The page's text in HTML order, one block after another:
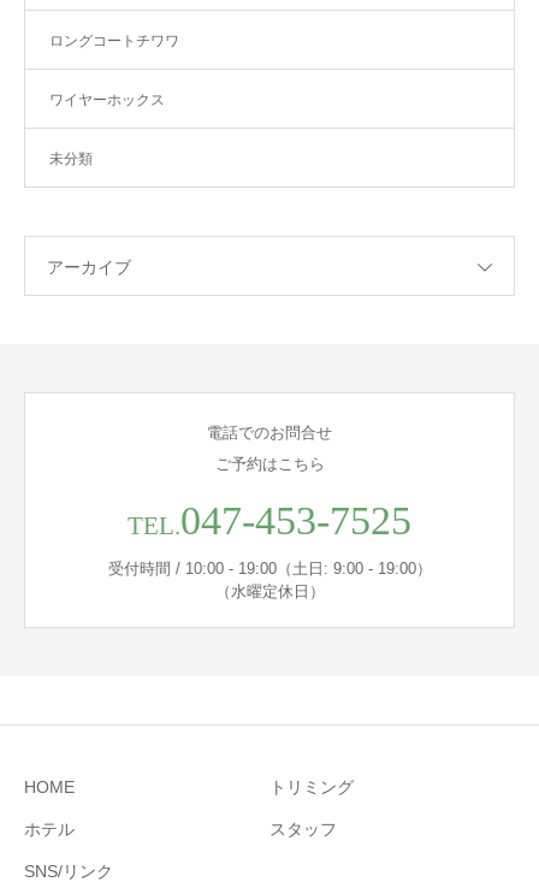
ロングコートチワワ
ワイヤーホックス
未分類
アーカイブ
電話でのお問合せ
ご予約はこちら
TEL.047-453-7525
受付時間 / 10:00 - 19:00（土日: 9:00 - 19:00）
（水曜定休日）
HOME トリミング
ホテル スタッフ
SNS/リンク